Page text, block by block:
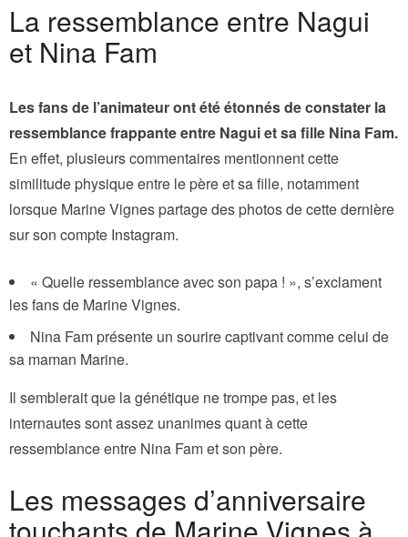
La ressemblance entre Nagui
et Nina Fam
Les fans de l’animateur ont été étonnés de constater la
ressemblance frappante entre Nagui et sa fille Nina Fam.
En effet, plusieurs commentaires mentionnent cette
similitude physique entre le père et sa fille, notamment
lorsque Marine Vignes partage des photos de cette dernière
sur son compte Instagram.
« Quelle ressemblance avec son papa ! », s’exclament
les fans de Marine Vignes.
Nina Fam présente un sourire captivant comme celui de
sa maman Marine.
Il semblerait que la génétique ne trompe pas, et les
internautes sont assez unanimes quant à cette
ressemblance entre Nina Fam et son père.
Les messages d’anniversaire